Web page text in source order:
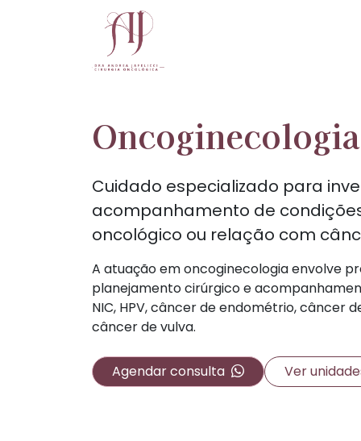
Oncoginecologia
Cuidado especializado para
acompanhamento de
oncológico ou relação com
A atuação em oncoginecologia envolve
planejamento cirúrgico e
NIC, HPV, câncer de endométrio, câncer
câncer de vulva.
Agendar consulta Ver